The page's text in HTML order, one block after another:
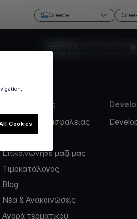
Greece
Δημιουργία λογαριασμού
Greece
Πληροφορίες
Περιστατικό ασφαλείας
Επικοινώνησε μαζί μας
Τιμοκατάλογος
Blog
Νέα & Ανακοινώσεις
Αγορά τερματικού
Cookies